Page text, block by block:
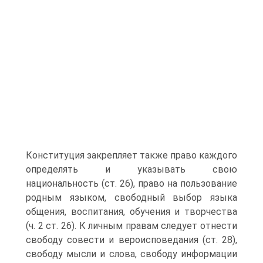
Конституция закрепляет также право каждого
определять и указывать свою
национальность (ст. 26), право на пользование
родным языком, свободный выбор языка
общения, воспитания, обучения и творчества
(ч. 2 ст. 26). К личным правам следует отнести
свободу совести и вероисповедания (ст. 28),
свободу мысли и слова, свободу информации